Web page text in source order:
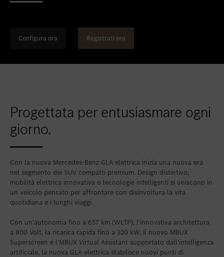
Inserire nei preferiti
Inserire nei preferiti
Inserire nei preferiti
Granges-Paccot
Inserire nei preferiti
Schlieren
Inserire nei preferiti
Stäfa
Inserire nei preferiti
Thun
Inserire nei preferiti
Vezia
Inserire nei preferiti
Winterthur
Inserire nei preferiti
Zollikon
Configura ora Registrati ora
Progettata per entusiasmare ogni
giorno.
Con la nuova Mercedes-Benz GLA elettrica inizia una nuova era
nel segmento dei SUV compatti premium. Design distintivo,
mobilità elettrica innovativa e tecnologie intelligenti si uniscono in
un veicolo pensato per affrontare con disinvoltura la vita
quotidiana e i lunghi viaggi.
Con un'autonomia fino a 657 km (WLTP), l'innovativa architettura
a 800 Volt, la ricarica rapida fino a 320 kW, il nuovo MBUX
Superscreen e l'MBUX Virtual Assistant supportato dall'intelligenza
artificiale, la nuova GLA elettrica stabilisce nuovi punti di